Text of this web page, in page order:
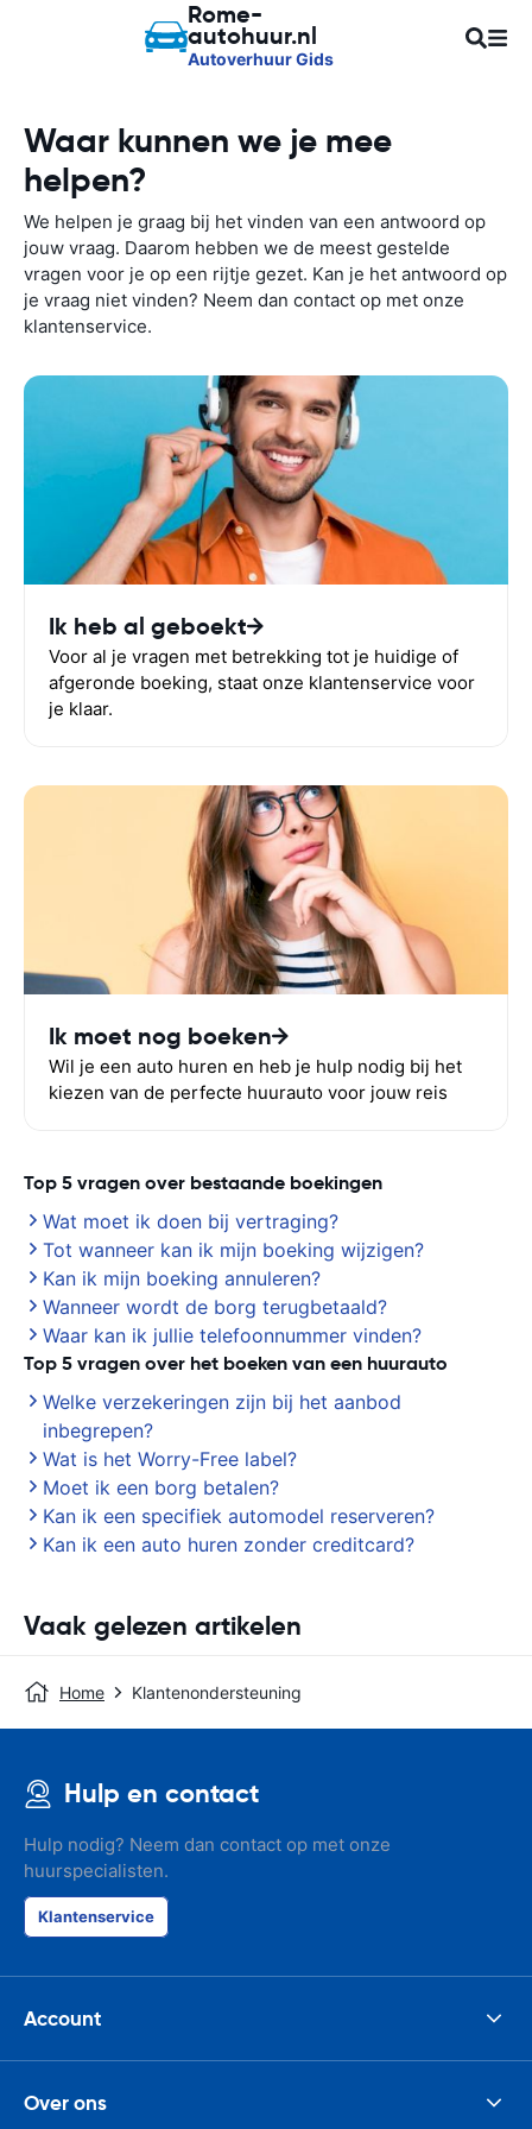
Rome-
autohuur.nl
Autoverhuur Gids
Waar kunnen we je mee
helpen?
We helpen je graag bij het vinden van een antwoord op
jouw vraag. Daarom hebben we de meest gestelde
vragen voor je op een rijtje gezet. Kan je het antwoord op
je vraag niet vinden? Neem dan contact op met onze
klantenservice.
Ik heb al geboekt
Voor al je vragen met betrekking tot je huidige of
afgeronde boeking, staat onze klantenservice voor
je klaar.
Ik moet nog boeken
Wil je een auto huren en heb je hulp nodig bij het
kiezen van de perfecte huurauto voor jouw reis
Top 5 vragen over bestaande boekingen
Wat moet ik doen bij vertraging?
Tot wanneer kan ik mijn boeking wijzigen?
Kan ik mijn boeking annuleren?
Wanneer wordt de borg terugbetaald?
Waar kan ik jullie telefoonnummer vinden?
Top 5 vragen over het boeken van een huurauto
Welke verzekeringen zijn bij het aanbod
inbegrepen?
Wat is het Worry-Free label?
Moet ik een borg betalen?
Kan ik een specifiek automodel reserveren?
Kan ik een auto huren zonder creditcard?
Vaak gelezen artikelen
Home Klantenondersteuning
Hulp en contact
Hulp nodig? Neem dan contact op met onze
huurspecialisten.
Klantenservice
Account
Over ons